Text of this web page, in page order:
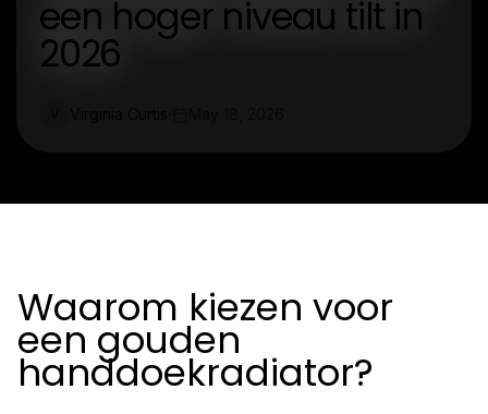
een hoger niveau tilt in
2026
Waarom kiezen voor
een gouden
handdoekradiator?